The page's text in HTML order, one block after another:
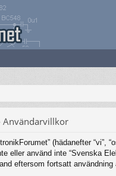
Användarvillkor
(hädanefter “vi”,
eller använd inte “Svenska
eftersom fortsatt